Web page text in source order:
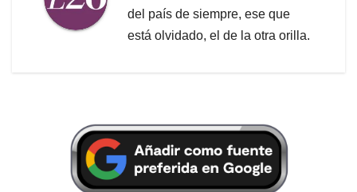
del país de siempre, ese que
está olvidado, el de la otra orilla.